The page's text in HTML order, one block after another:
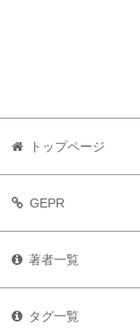
トップページ
GEPR
著者一覧
タグ一覧